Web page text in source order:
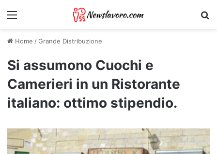
Menu
Home /Grande Distribuzione
Si assumono Cuochi e
Camerieri in un Ristorante
italiano: ottimo stipendio.